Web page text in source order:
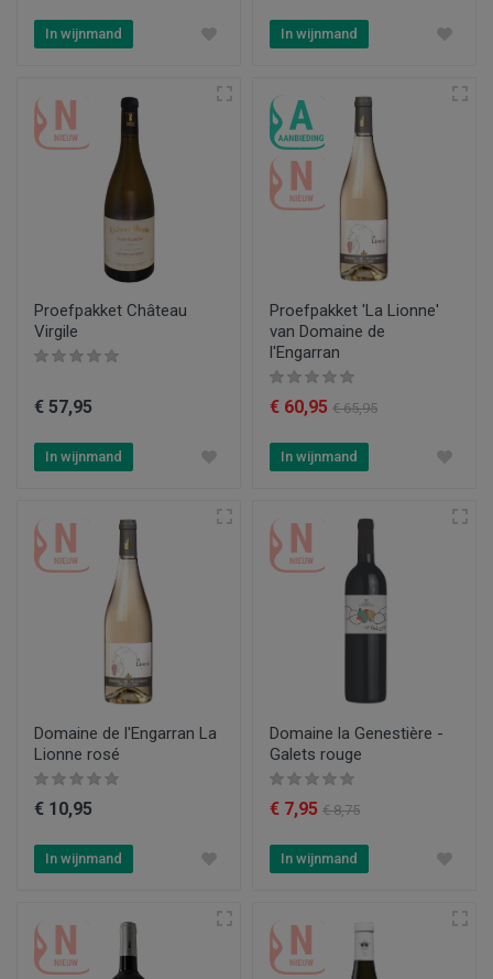
In wijnmand In wijnmand
Proefpakket Château
Virgile
€ 57,95
In wijnmand
Proefpakket 'La Lionne'
van Domaine de
l'Engarran
€ 60,95 € 65,95
In wijnmand
Domaine de l'Engarran La
Lionne rosé
€ 10,95
In wijnmand
Domaine la Genestière -
Galets rouge
€ 7,95 € 8,75
In wijnmand